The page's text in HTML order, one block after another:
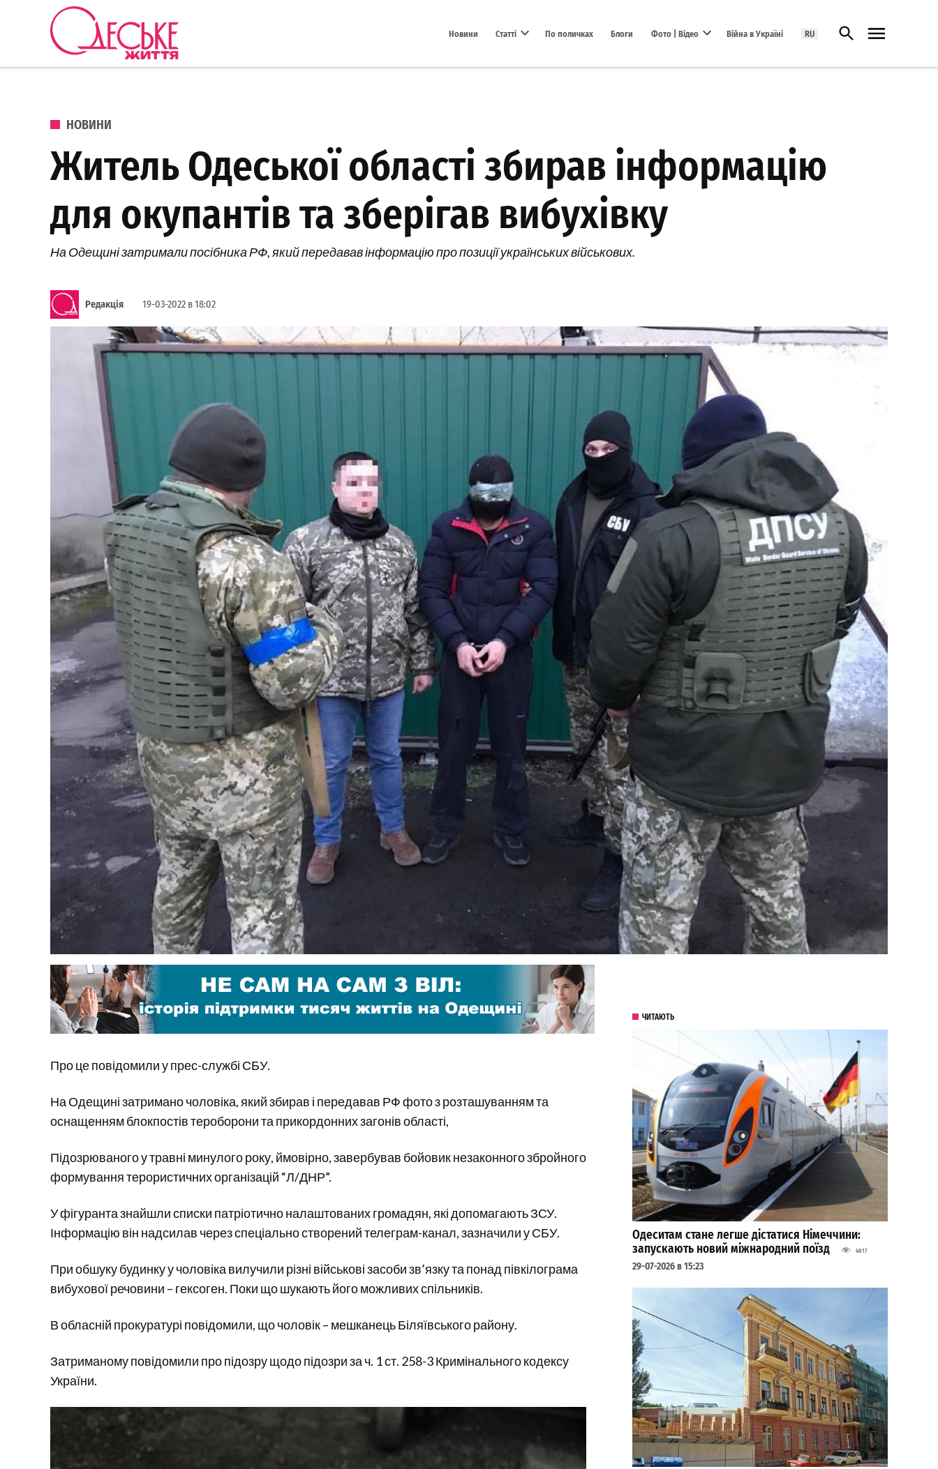
Перейти до вмісту
Новини Статті По поличках Блоги Фото | Відео Війна в Україні RU Відкрити пошук
ОПУБЛІКОВАНО В
НОВИНИ
Житель Одеської області збирав інформацію
для окупантів та зберігав вибухівку
На Одещині затримали посібника РФ, який передавав інформацію про позиції українських військових.
Редакція 19-03-2022 в 18:02
Про це повідомили у прес-службі СБУ.
На Одещині затримано чоловіка, який збирав і передавав РФ фото з розташуванням та
оснащенням блокпостів тероборони та прикордонних загонів області,
Підозрюваного у травні минулого року, ймовірно, завербував бойовик незаконного збройного
формування терористичних організацій “Л/ДНР”.
У фігуранта знайшли списки патріотично налаштованих громадян, які допомагають ЗСУ.
Інформацію він надсилав через спеціально створений телеграм-канал, зазначили у СБУ.
При обшуку будинку у чоловіка вилучили різні військові засоби зв’язку та понад півкілограма
вибухової речовини – гексоген. Поки що шукають його можливих спільників.
В обласній прокуратурі повідомили, що чоловік – мешканець Біляївського району.
Затриманому повідомили про підозру щодо підозри за ч. 1 ст. 258-3 Кримінального кодексу
України.
ЧИТАЮТЬ
Одеситам стане легше дістатися Німеччини:
запускають новий міжнародний поїзд
4817
29-07-2026 в 15:23